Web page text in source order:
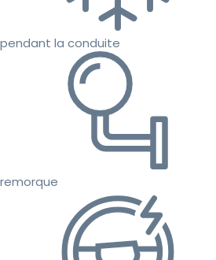
pendant la conduite
remorque